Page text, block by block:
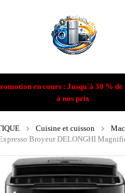
en cours : Jusqu'à 30 %
à nos prix
Cuisine et cuisson
Broyeur DELONGHI